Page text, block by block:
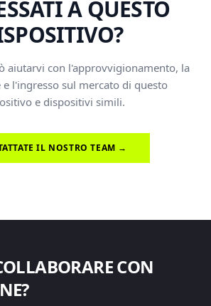
A QUESTO
aiutarvi con l'approvvigionamento, la
e l'ingresso sul mercato di questo
e dispositivi simili.
IL NOSTRO TEAM →
CON